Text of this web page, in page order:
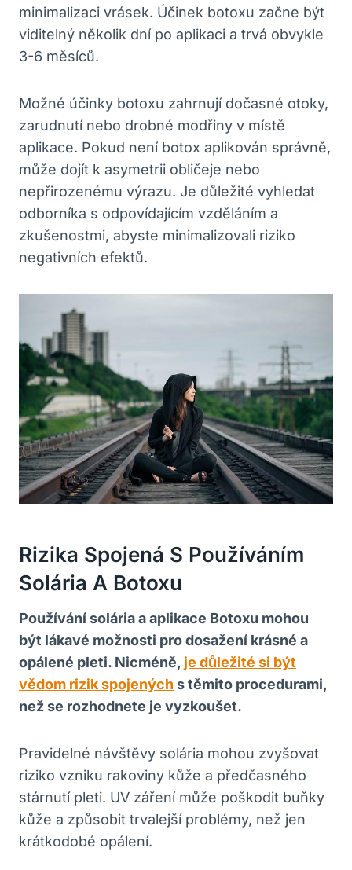
minimalizaci vrásek. Účinek botoxu začne být
viditelný několik dní po aplikaci a trvá obvykle
3-6 měsíců.
Možné účinky botoxu zahrnují dočasné otoky,
zarudnutí nebo drobné modřiny v místě
aplikace. Pokud není botox aplikován správně,
může dojít k asymetrii obličeje nebo
nepřirozenému výrazu. Je důležité vyhledat
odborníka s odpovídajícím vzděláním a
zkušenostmi, abyste minimalizovali riziko
negativních efektů.
Rizika Spojená S Používáním
Solária A Botoxu
Používání solária a aplikace Botoxu mohou
být lákavé možnosti pro dosažení krásné a
opálené pleti. Nicméně, je důležité si být
vědom rizik spojených s těmito procedurami,
než se rozhodnete je vyzkoušet.
Pravidelné návštěvy solária mohou zvyšovat
riziko vzniku rakoviny kůže a předčasného
stárnutí pleti. UV záření může poškodit buňky
kůže a způsobit trvalejší problémy, než jen
krátkodobé opálení.